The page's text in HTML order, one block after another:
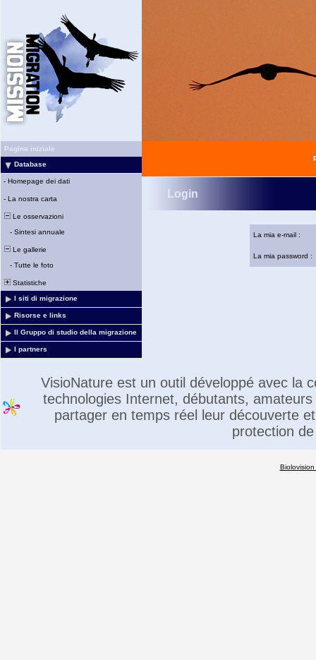
Pagina iniziale
Database
- Homepage dei dati
- La nostra carta
Le osservazioni
- Sintesi annuale
Le gallerie
- Tutte le foto
Statistiche
I siti di migrazione
Risorse e links
Il Gruppo di studio della migrazione
I partners
Login
La mia e-mail :
La mia password :
VisioNature est un outil développé avec la
technologies Internet, débutants,
partager en temps réel leur découverte
protection
Biolovision